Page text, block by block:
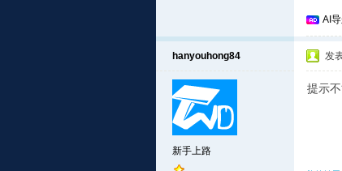
AI
hanyouhong84
新手上路
发
提示